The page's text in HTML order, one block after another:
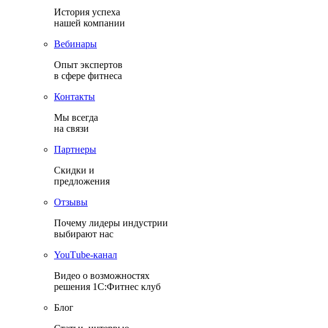
История успеха
нашей компании
Вебинары
Опыт экспертов
в сфере фитнеса
Контакты
Мы всегда
на связи
Партнеры
Скидки и
предложения
Отзывы
Почему лидеры индустрии
выбирают нас
YouТube-канал
Видео о возможностях
решения 1С:Фитнес клуб
Блог